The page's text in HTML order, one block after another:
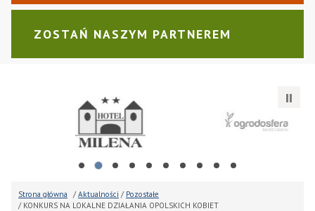
ZOSTAŃ NASZYM PARTNEREM
Strona główna /Aktualności / Pozostałe
/ KONKURS NA LOKALNE DZIAŁANIA OPOLSKICH KOBIET